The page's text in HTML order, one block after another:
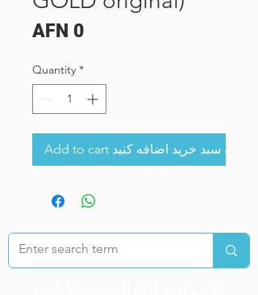
AFN 0Price
Quantity *
Add to cart به سبد خرید اضافه کنید